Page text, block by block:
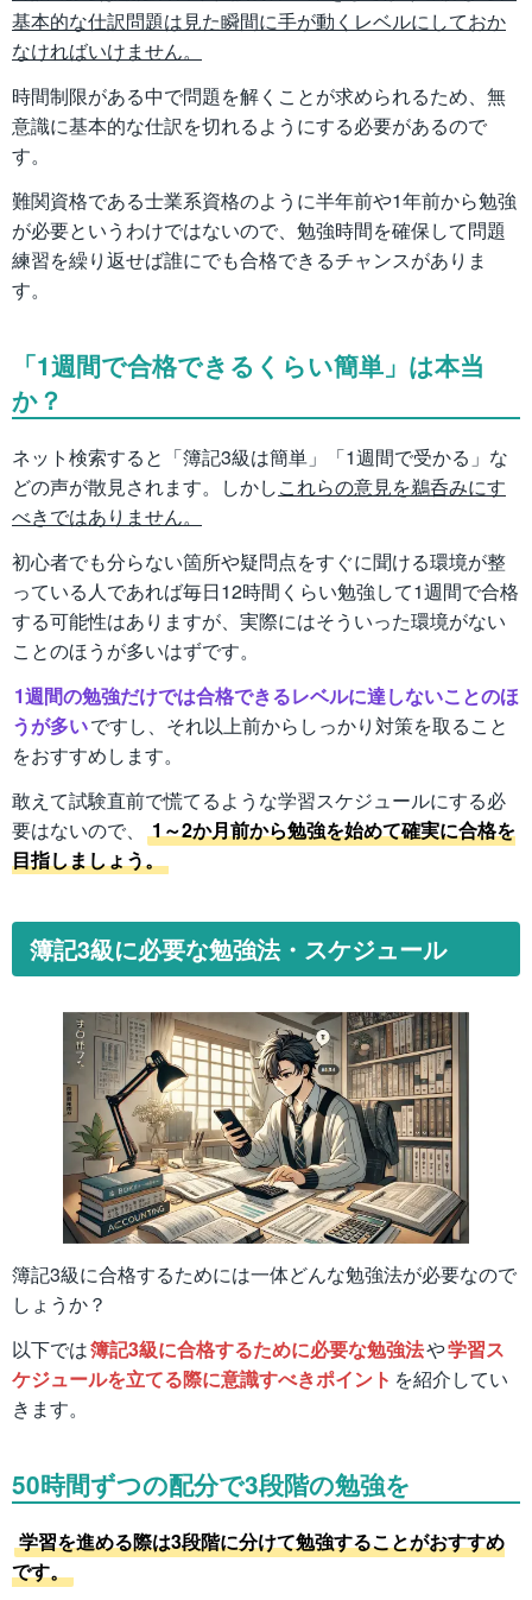
基本的な仕訳問題は見た瞬間に手が動くレベルにしておか
なければいけません。
時間制限がある中で問題を解くことが求められるため、無
意識に基本的な仕訳を切れるようにする必要があるので
す。
難関資格である士業系資格のように半年前や1年前から勉強
が必要というわけではないので、勉強時間を確保して問題
練習を繰り返せば誰にでも合格できるチャンスがありま
す。
「1週間で合格できるくらい簡単」は本当
か？
ネット検索すると「簿記3級は簡単」「1週間で受かる」な
どの声が散見されます。しかしこれらの意見を鵜呑みにす
べきではありません。
初心者でも分らない箇所や疑問点をすぐに聞ける環境が整
っている人であれば毎日12時間くらい勉強して1週間で合格
する可能性はありますが、実際にはそういった環境がない
ことのほうが多いはずです。
1週間の勉強だけでは合格できるレベルに達しないことのほ
うが多いですし、それ以上前からしっかり対策を取ること
をおすすめします。
敢えて試験直前で慌てるような学習スケジュールにする必
要はないので、
1～2か月前から勉強を始めて確実に合格を
目指しましょう。
簿記3級に必要な勉強法・スケジュール
簿記3級に合格するためには一体どんな勉強法が必要なので
しょうか？
以下では簿記3級に合格するために必要な勉強法や学習ス
ケジュールを立てる際に意識すべきポイント を紹介してい
きます。
50時間ずつの配分で3段階の勉強を
学習を進める際は3段階に分けて勉強することがおすすめ
です。